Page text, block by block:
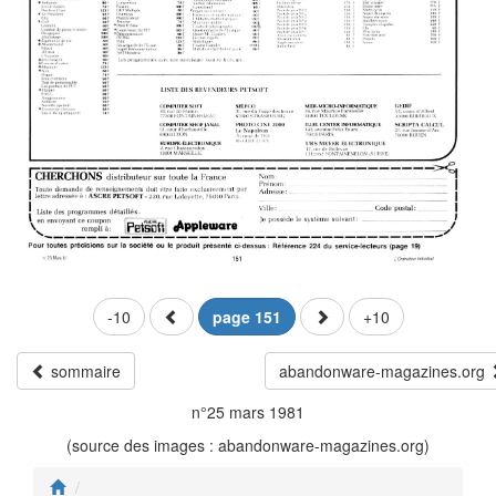
-10 page 151 +10
sommaire
abandonware-magazines.org
n°25 mars 1981
(source des images : abandonware-magazines.org)